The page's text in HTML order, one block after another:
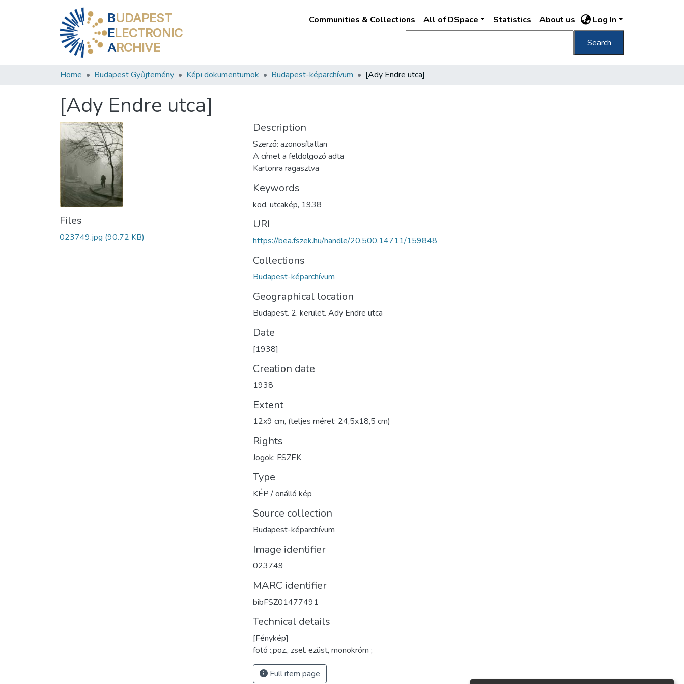
BUDAPEST
ELECTRONIC
ARCHIVE
Communities & Collections All of DSpace Statistics About us Log In
Search
Home Budapest Gyűjtemény Képi dokumentumok Budapest-képarchívum [Ady Endre utca]
[Ady Endre utca]
Files
023749.jpg (90.72 KB)
Description
Szerző: azonosítatlan
A címet a feldolgozó adta
Kartonra ragasztva
Keywords
köd, utcakép, 1938
URI
https://bea.fszek.hu/handle/20.500.14711/159848
Collections
Budapest-képarchívum
Geographical location
Budapest. 2. kerület. Ady Endre utca
Date
[1938]
Creation date
1938
Extent
12x9 cm, (teljes méret: 24,5x18,5 cm)
Rights
Jogok: FSZEK
Type
KÉP / önálló kép
Source collection
Budapest-képarchívum
Image identifier
023749
MARC identifier
bibFSZ01477491
Technical details
[Fénykép]
fotó :,poz., zsel. ezüst, monokróm ;
Full item page